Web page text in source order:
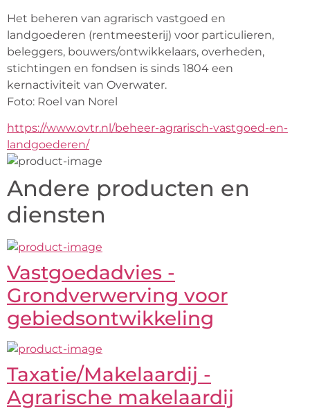
Het beheren van agrarisch vastgoed en
landgoederen (rentmeesterij) voor particulieren,
beleggers, bouwers/ontwikkelaars, overheden,
stichtingen en fondsen is sinds 1804 een
kernactiviteit van Overwater.
Foto: Roel van Norel
https://www.ovtr.nl/beheer-agrarisch-vastgoed-en-
landgoederen/
Andere producten en
diensten
Vastgoedadvies -
Grondverwerving voor
gebiedsontwikkeling
Taxatie/Makelaardij -
Agrarische makelaardij